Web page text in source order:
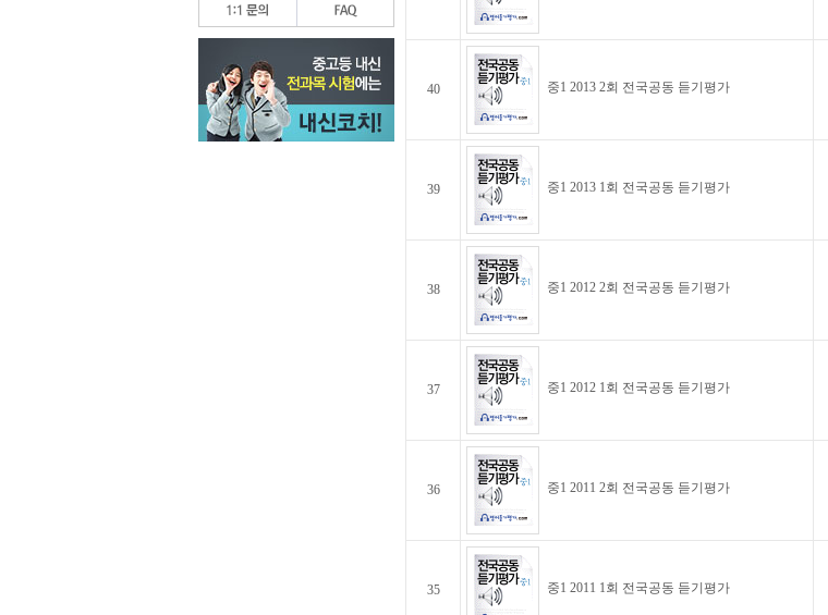
40 중1 2013 2회 전국공동 듣기평가
39 중1 2013 1회 전국공동 듣기평가
38 중1 2012 2회 전국공동 듣기평가
37 중1 2012 1회 전국공동 듣기평가
36 중1 2011 2회 전국공동 듣기평가
35 중1 2011 1회 전국공동 듣기평가